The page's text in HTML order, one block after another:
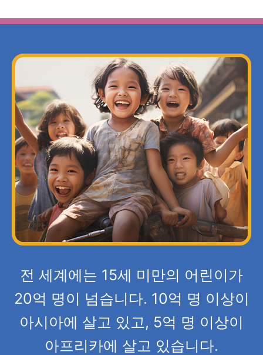
전 세계에는 15세 미만의 어린이가
20억 명이 넘습니다. 10억 명 이상이
아시아에 살고 있고, 5억 명 이상이
아프리카에 살고 있습니다.